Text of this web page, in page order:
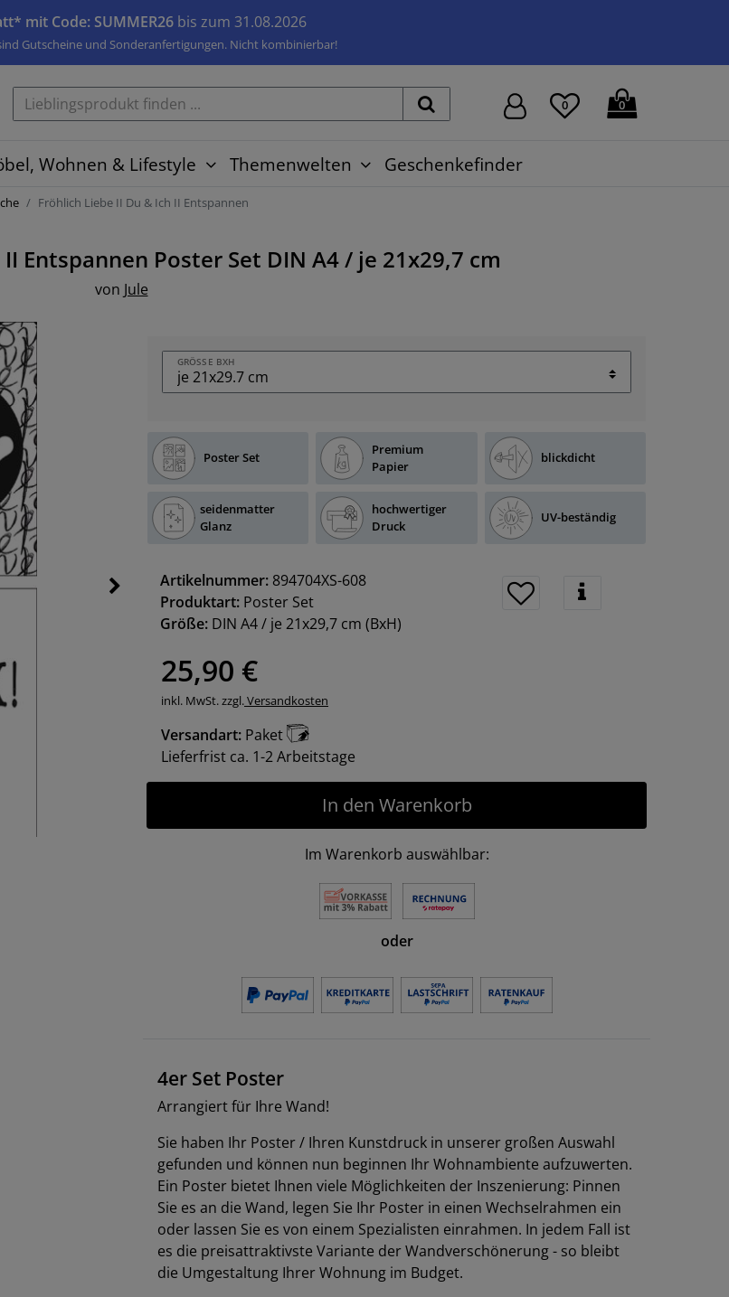
mit Code: SUMMER26 bis zum 31.08.2026
Gutscheine und Sonderanfertigungen. Nicht kombinierbar!
0 0
Wohnen & Lifestyle Themenwelten Geschenkefinder
Fröhlich Liebe II Du & Ich II Entspannen
Entspannen Poster Set DIN A4 / je 21x29,7 cm
von Jule
GRÖSSE BXH
Poster Set
Premium
Papier
blickdicht
seidenmatter
Glanz
hochwertiger
Druck
UV-beständig
Artikelnummer: 894704XS-608
Produktart: Poster Set
Größe: DIN A4 / je 21x29,7 cm (BxH)
25,90 €
inkl. MwSt. zzgl. Versandkosten
Versandart: Paket
Lieferfrist ca. 1-2 Arbeitstage
In den Warenkorb
Im Warenkorb auswählbar:
oder
4er Set Poster
Arrangiert für Ihre Wand!
Sie haben Ihr Poster / Ihren Kunstdruck in unserer großen Auswahl
gefunden und können nun beginnen Ihr Wohnambiente aufzuwerten.
Ein Poster bietet Ihnen viele Möglichkeiten der Inszenierung: Pinnen
Sie es an die Wand, legen Sie Ihr Poster in einen Wechselrahmen ein
oder lassen Sie es von einem Spezialisten einrahmen. In jedem Fall ist
es die preisattraktivste Variante der Wandverschönerung - so bleibt
die Umgestaltung Ihrer Wohnung im Budget.